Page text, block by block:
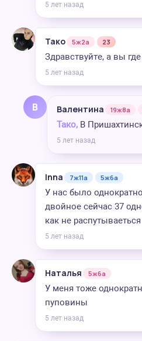
5 лет назад
Тако 5ж2а 23
Здравствуйте, а вы
5 лет назад
В Валентина 19ж8а
Тако, В
5 лет назад
Inna 7ж11а 5ж6а
У нас было
двойное сейчас 37
как не
5 лет назад
Наталья 5ж6а
У меня тоже
пуповины
5 лет назад